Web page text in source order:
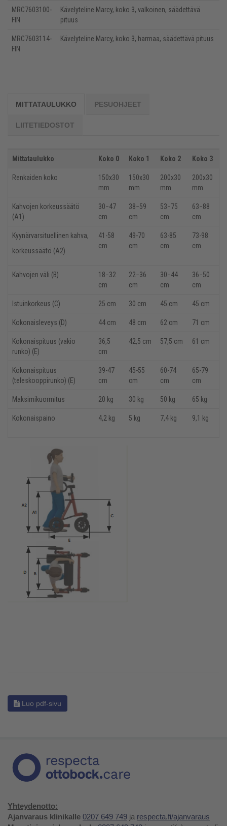
MRC7603100-
FIN
Kävelyteline Marcy, koko 3, valkoinen, säädettävä
pituus
MRC7603114-
FIN
Kävelyteline Marcy, koko 3, harmaa, säädettävä pituus
MITTATAULUKKO PESUOHJEET
LIITETIEDOSTOT
Mittataulukko Koko 0 Koko 1 Koko 2 Koko 3
Renkaiden koko
150x30
mm
150x30
mm
200x30
mm
200x30
mm
Kahvojen korkeussäätö
(A1)
30−47
cm
38−59
cm
53−75
cm
63−88
cm
Kyynärvarsituellinen kahva,
korkeussäätö (A2)
41-58
cm
49-70
cm
63-85
cm
73-98
cm
Kahvojen väli (B)
18−32
cm
22−36
cm
30−44
cm
36−50
cm
Istuinkorkeus (C) 25 cm 30 cm 45 cm 45 cm
Kokonaisleveys (D) 44 cm 48 cm 62 cm 71 cm
Kokonaispituus (vakio
runko) (E)
36,5
cm
42,5 cm 57,5 cm 61 cm
Kokonaispituus
(teleskooppirunko) (E)
39-47
cm
45-55
cm
60-74
cm
65-79
cm
Maksimikuormitus 20 kg 30 kg 50 kg 65 kg
Kokonaispaino 4,2 kg 5 kg 7,4 kg 9,1 kg
Luo pdf-sivu
Yhteydenotto:
Ajanvaraus klinikalle 0207 649 749 ja respecta.fi/ajanvaraus